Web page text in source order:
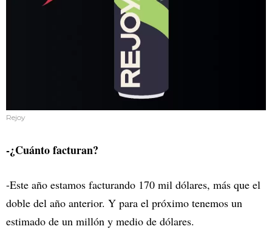
Rejoy
-¿Cuánto facturan?
-Este año estamos facturando 170 mil dólares, más que el
doble del año anterior. Y para el próximo tenemos un
estimado de un millón y medio de dólares.